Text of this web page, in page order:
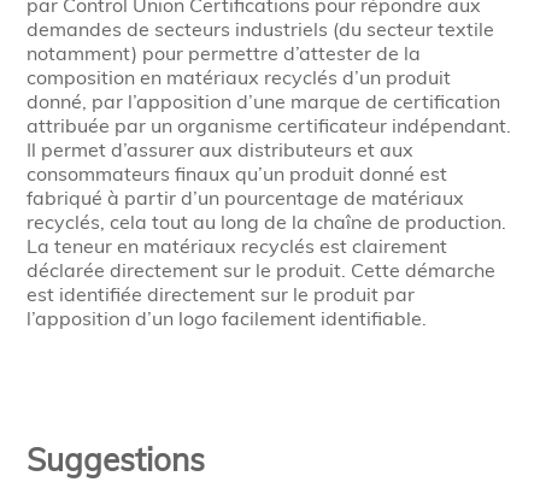
par Control Union Certifications pour répondre aux
demandes de secteurs industriels (du secteur textile
notamment) pour permettre d’attester de la
composition en matériaux recyclés d’un produit
donné, par l’apposition d’une marque de certification
attribuée par un organisme certificateur indépendant.
Il permet d’assurer aux distributeurs et aux
consommateurs finaux qu’un produit donné est
fabriqué à partir d’un pourcentage de matériaux
recyclés, cela tout au long de la chaîne de production.
La teneur en matériaux recyclés est clairement
déclarée directement sur le produit. Cette démarche
est identifiée directement sur le produit par
l’apposition d’un logo facilement identifiable.
Suggestions